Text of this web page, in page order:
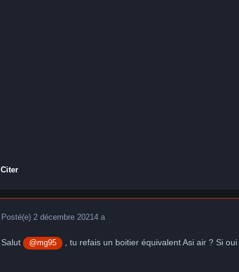
Citer
Posté(e) 2 décembre 20214 a
Salut @mg95 , tu refais un boitier équivalent Asi air ? Si